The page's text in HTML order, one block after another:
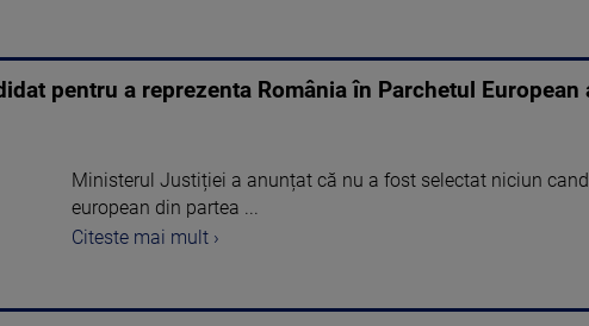
pentru a reprezenta România în Parchetul
Ministerul Justiției a anunțat că nu a fost selectat niciun
european din partea ...
Citeste mai mult ›